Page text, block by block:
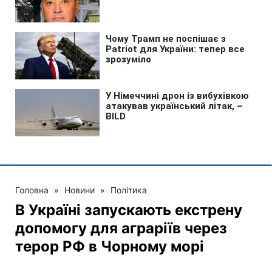
Головна » Новини » Політика
В Україні запускають екстрену
допомогу для аграріїв через
терор РФ в Чорному морі